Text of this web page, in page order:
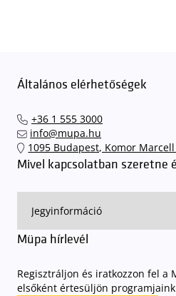
Általános elérhetőségek
+36 1 555 3000
info@mupa.hu
1095 Budapest, Komor
Mivel kapcsolatban szeretne
Müpa hírlevél
Regisztráljon és iratkozzon fel a
elsőként értesüljön